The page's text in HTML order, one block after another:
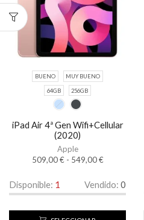
BUENO MUY BUENO
64GB 256GB
iPad Air 4ª Gen Wifi+Cellular
(2020)
Apple
509,00€ - 549,00€
Disponible: 1 Vendido: 0